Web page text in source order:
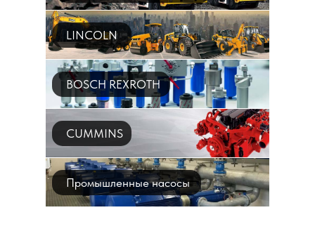
LINCOLN
BOSCH REXROTH
CUMMINS
Промышленные насосы